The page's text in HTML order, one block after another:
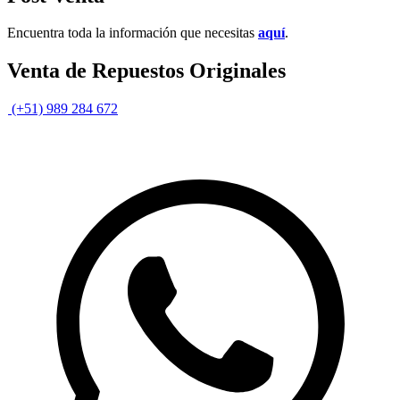
Encuentra toda la información que necesitas aquí.
Venta de Repuestos Originales
(+51) 989 284 672